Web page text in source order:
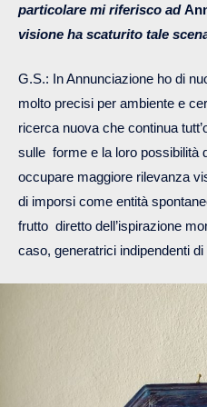
particolare mi riferisco ad
visione ha scaturito tale
G.S.: In Annunciazione ho di
molto precisi per ambiente e
ricerca nuova che continua
sulle forme e la loro possibilità
occupare maggiore rilevanza
di imporsi come entità
frutto diretto dell’ispirazione
caso, generatrici indipendenti